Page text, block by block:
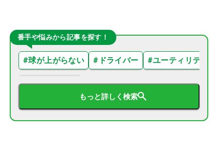
番手や悩みから記事を探す！
#球が上がらない # ドライバー #ユーティリティ
もっと詳しく検索